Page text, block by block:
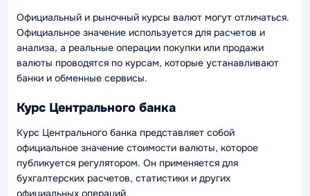
Официальный и рыночный курсы валют могут отличаться.
Официальное значение используется для расчетов и
анализа, а реальные операции покупки или продажи
валюты проводятся по курсам, которые устанавливают
банки и обменные сервисы.
Курс Центрального банка
Курс Центрального банка представляет собой
официальное значение стоимости валюты, которое
публикуется регулятором. Он применяется для
бухгалтерских расчетов, статистики и других
официальных операций.